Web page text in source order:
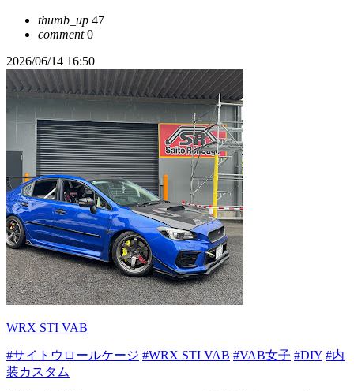
thumb_up 47
comment0
2026/06/14 16:50
WRX STI VAB
#サイトウロールケージ #WRX STI VAB #VAB女子 #DIY #内
装カスタム